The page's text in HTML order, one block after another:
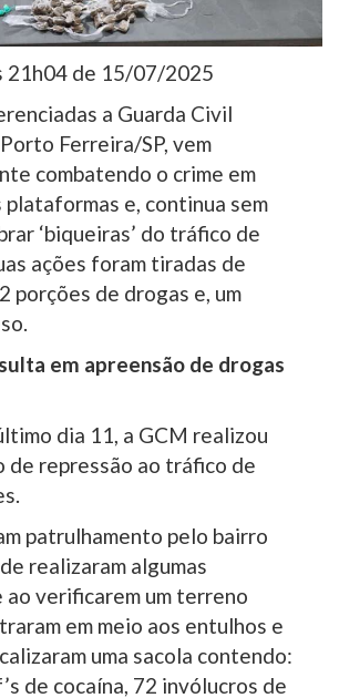
21h04 de 15/07/2025
a Guarda Civil
Ferreira/SP, vem
combatendo o crime em
plataformas e, continua sem
‘biqueiras’ do tráfico de
ações foram tiradas de
porções de drogas e, um
em apreensão de drogas
dia 11, a GCM realizou
de repressão ao tráfico de
patrulhamento pelo bairro
realizaram algumas
ao verificarem um terreno
em meio aos entulhos e
uma sacola contendo:
de cocaína, 72 invólucros de